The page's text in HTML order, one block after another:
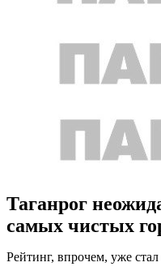
Таганрог
самых чистых
Рейтинг, впрочем, уже